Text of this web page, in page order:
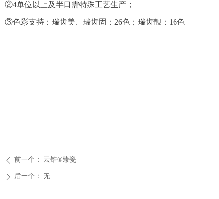
ꄴ 前一个： 云锆®臻瓷
ꄲ 后一个： 无
②4单位以上及半口需特殊工艺生产；
③色彩支持：瑞齿美、瑞齿固：26色；瑞齿靓：16色